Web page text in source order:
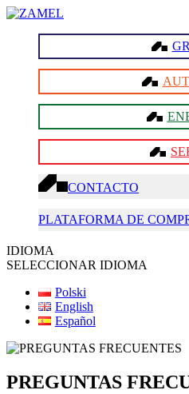
CONTACTO
PLATAFORMA DE
IDIOMA
SELECCIONAR IDIOMA
Polski
English
Español
PREGUNTAS